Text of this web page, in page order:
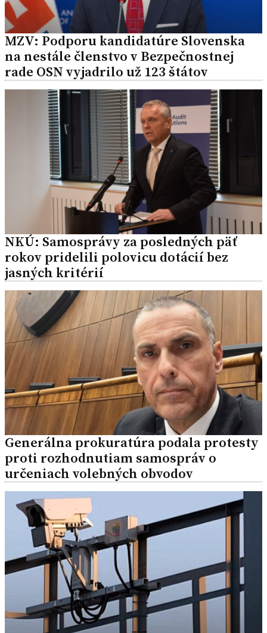
MZV: Podporu kandidatúre Slovenska
na nestále členstvo v Bezpečnostnej
rade OSN vyjadrilo už 123 štátov
NKÚ: Samosprávy za posledných päť
rokov pridelili polovicu dotácií bez
jasných kritérií
Generálna prokuratúra podala protesty
proti rozhodnutiam samospráv o
určeniach volebných obvodov